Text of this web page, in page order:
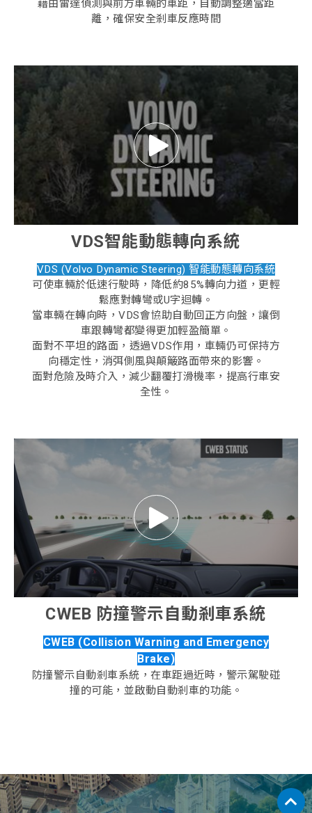
藉由雷達偵測與前方車輛的車距，自動調整適當距
離，確保安全剎車反應時間
VDS智能動態轉向系統
VDS (Volvo Dynamic Steering) 智能動態轉向系統
可使車輛於低速行駛時，降低約85%轉向力道，更輕
鬆應對轉彎或U字迴轉。
當車輛在轉向時，VDS會協助自動回正方向盤，讓倒
車跟轉彎都變得更加輕盈簡單。
面對不平坦的路面，透過VDS作用，車輛仍可保持方
向穩定性，消弭側風與顛簸路面帶來的影響。
面對危險及時介入，減少翻覆打滑機率，提高行車安
全性。
CWEB 防撞警示自動剎車系統
CWEB (Collision Warning and Emergency
Brake)
防撞警示自動剎車系統，在車距過近時，警示駕駛碰
撞的可能，並啟動自動剎車的功能。